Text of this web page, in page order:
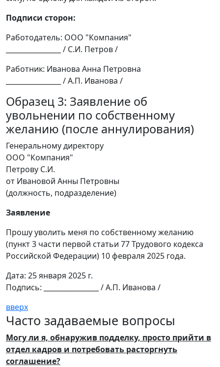
Подписи сторон:
Работодатель: ООО "Компания"
________________ / С.И. Петров /
Работник: Иванова Анна Петровна
________________ / А.П. Иванова /
Образец 3: Заявление об
увольнении по собственному
желанию (после аннулирования)
Генеральному директору
ООО "Компания"
Петрову С.И.
от Ивановой Анны Петровны
(должность, подразделение)
Заявление
Прошу уволить меня по собственному желанию
(пункт 3 части первой статьи 77 Трудового кодекса
Российской Федерации) 10 февраля 2025 года.
Дата: 25 января 2025 г.
Подпись: ________________ / А.П. Иванова /
вверх
Часто задаваемые вопросы
Могу ли я, обнаружив подделку, просто прийти в
отдел кадров и потребовать расторгнуть
соглашение?